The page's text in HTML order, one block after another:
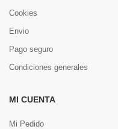
Cookies
Envio
Pago seguro
Condiciones generales
MI CUENTA
Mi Pedido